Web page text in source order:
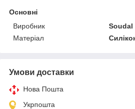
Основні
Виробник
Soudal
Матеріал
Умови доставки
Нова Пошта
Укрпошта